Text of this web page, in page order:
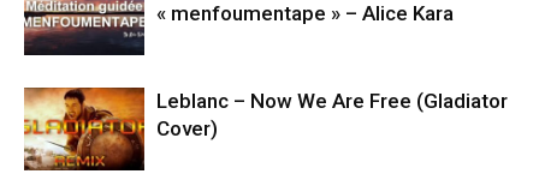
« menfoumentape » – Alice Kara
Leblanc – Now We Are Free (Gladiator
Cover)